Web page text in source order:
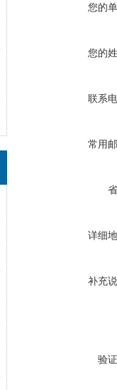
您的
您的
联系
常用
详细
补充
验